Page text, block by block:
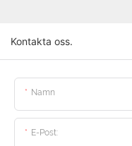
Kontakta oss.
Namn
E-Post: